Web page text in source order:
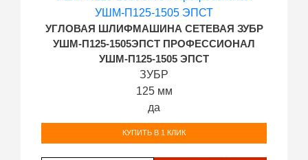
УГЛОВАЯ ШЛИФМАШИНА СЕТЕВАЯ ЗУБР
УШМ-П125-1505ЭПСТ ПРОФЕССИОНАЛ
УШМ-П125-1505 ЭПСТ
ЗУБР
125 мм
да
КУПИТЬ В 1 КЛИК